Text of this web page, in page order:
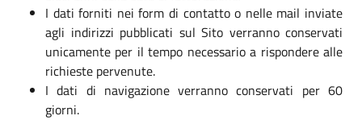
I dati forniti nei form di contatto o nelle mail inviate
agli indirizzi pubblicati sul Sito verranno conservati
unicamente per il tempo necessario a rispondere alle
richieste pervenute.
I dati di navigazione verranno conservati per 60
giorni.